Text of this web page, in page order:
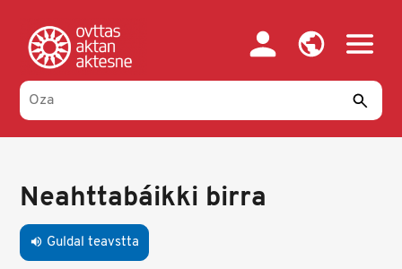
main
content
Neahttabáikki birra
volume_up Guldal teavstta